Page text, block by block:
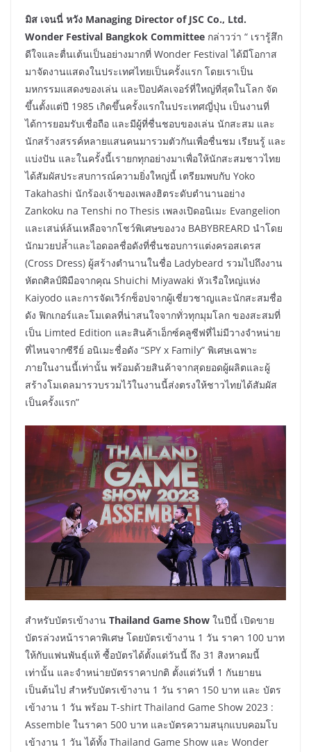
มิส เจนนี่ หวัง Managing Director of JSC Co., Ltd.
Wonder Festival Bangkok Committee กล่าวว่า “ เรารู้สึก
ดีใจและตื่นเต้นเป็นอย่างมากที่ Wonder Festival ได้มีโอกาส
มาจัดงานแสดงในประเทศไทยเป็นครั้งแรก โดยเราเป็น
มหกรรมแสดงของเล่น และป๊อปคัลเจอร์ที่ใหญ่ที่สุดในโลก จัด
ขึ้นตั้งแต่ปี 1985 เกิดขึ้นครั้งแรกในประเทศญี่ปุ่น เป็นงานที่
ได้การยอมรับเชื่อถือ และมีผู้ที่ชื่นชอบของเล่น นักสะสม และ
นักสร้างสรรค์หลายแสนคนมารวมตัวกันเพื่อชื่นชม เรียนรู้ และ
แบ่งปัน และในครั้งนี้เรายกทุกอย่างมาเพื่อให้นักสะสมชาวไทย
ได้สัมผัสประสบการณ์ความยิ่งใหญ่นี้ เตรียมพบกับ Yoko
Takahashi นักร้องเจ้าของเพลงฮิตระดับตำนานอย่าง
Zankoku na Tenshi no Thesis เพลงเปิดอนิเมะ Evangelion
และเสน่ห์ล้นเหลือจากโชว์พิเศษของวง BABYBREARD นำโดย
นักมวยปล้ำและไอดอลชื่อดังที่ชื่นชอบการแต่งครอสเดรส
(Cross Dress) ผู้สร้างตำนานในชื่อ Ladybeard รวมไปถึงงาน
หัตถศิลป์ฝีมือจากคุณ Shuichi Miyawaki หัวเรือใหญ่แห่ง
Kaiyodo และการจัดเวิร์กช็อปจากผู้เชี่ยวชาญและนักสะสมชื่อ
ดัง ฟิกเกอร์และโมเดลที่น่าสนใจจากทั่วทุกมุมโลก ของสะสมที่
เป็น Limted Edition และสินค้าเอ็กซ์คลูซีฟที่ไม่มีวางจำหน่าย
ที่ไหนจากซีรีย์ อนิเมะชื่อดัง “SPY x Family” พิเศษเฉพาะ
ภายในงานนี้เท่านั้น พร้อมด้วยสินค้าจากสุดยอดผู้ผลิตและผู้
สร้างโมเดลมารวบรวมไว้ในงานนี้ส่งตรงให้ชาวไทยได้สัมผัส
เป็นครั้งแรก”
สำหรับบัตรเข้างาน Thailand Game Show ในปีนี้ เปิดขาย
บัตรล่วงหน้าราคาพิเศษ โดยบัตรเข้างาน 1 วัน ราคา 100 บาท
ให้กับแฟนพันธุ์แท้ ซื้อบัตรได้ตั้งแต่วันนี้ ถึง 31 สิงหาคมนี้
เท่านั้น และจำหน่ายบัตรราคาปกติ ตั้งแต่วันที่ 1 กันยายน
เป็นต้นไป สำหรับบัตรเข้างาน 1 วัน ราคา 150 บาท และ บัตร
เข้างาน 1 วัน พร้อม T-shirt Thailand Game Show 2023 :
Assemble ในราคา 500 บาท และบัตรความสนุกแบบคอมโบ
เข้างาน 1 วัน ได้ทั้ง Thailand Game Show และ Wonder